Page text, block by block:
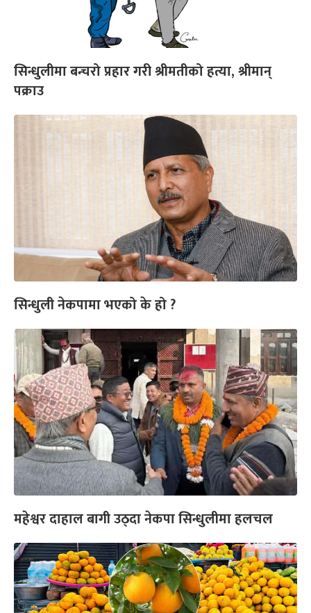
सिन्धुलीमा बन्चरो प्रहार गरी श्रीमतीको हत्या, श्रीमान्
पक्राउ
सिन्धुली नेकपामा भएको के हो ?
महेश्वर दाहाल बागी उठ्दा नेकपा सिन्धुलीमा हलचल